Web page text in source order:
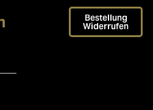
Bestellung
Widerrufen